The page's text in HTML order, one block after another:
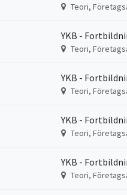
Teori,
YKB -
Teori,
YKB -
Teori,
YKB -
Teori,
YKB -
Teori,